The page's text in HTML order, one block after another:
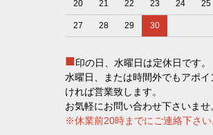
20 21 22 23 24 25
27 28 29 30
■印の日、水曜日は定休日です。
水曜日、または時間外でもアポイ
ければ営業致します。
お気軽にお問い合わせ下さいませ
※休業前20時までにご連絡下さい